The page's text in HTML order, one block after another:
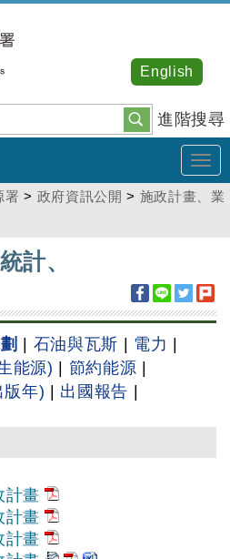
進階搜尋
English
署 > 政府資訊公開 > 施政計畫、業
計、
石油與瓦斯 電力
能源)
節約能源
版年)
出國報告
計畫
計畫
計畫